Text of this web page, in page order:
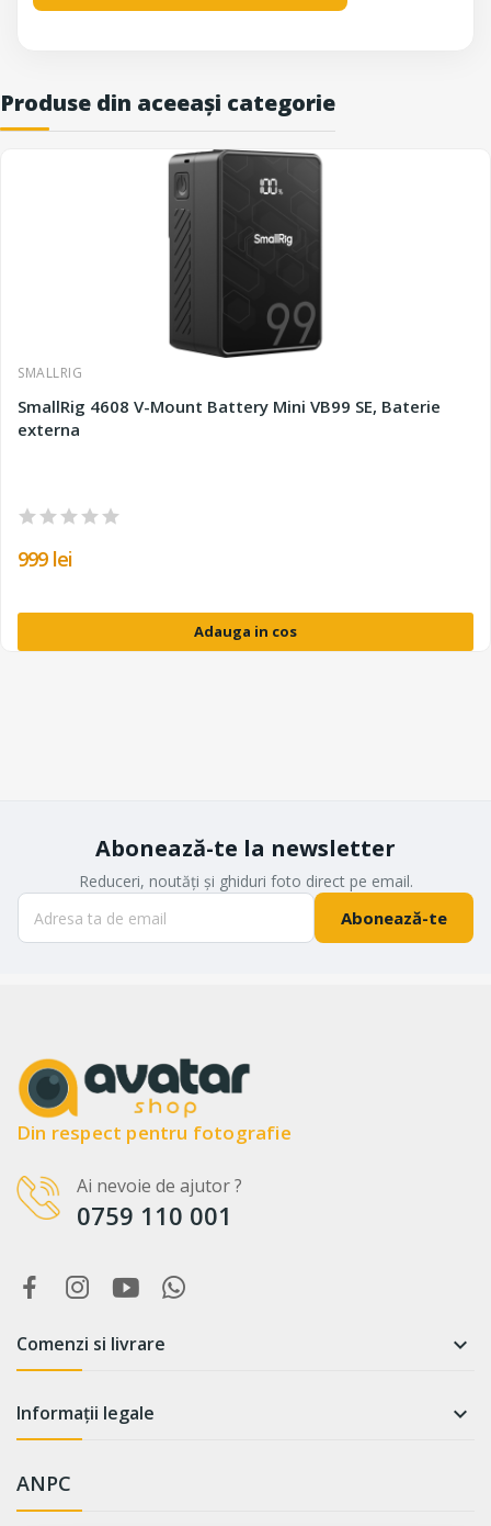
Produse din aceeași categorie
SMALLRIG
SmallRig 4608 V-Mount Battery Mini VB99 SE, Baterie
externa
999 lei
Adauga in cos
Abonează-te la newsletter
Reduceri, noutăți și ghiduri foto direct pe email.
Abonează-te
Din respect pentru fotografie
Ai nevoie de ajutor ?
0759 110 001
Comenzi si livrare 
Informații legale 
ANPC